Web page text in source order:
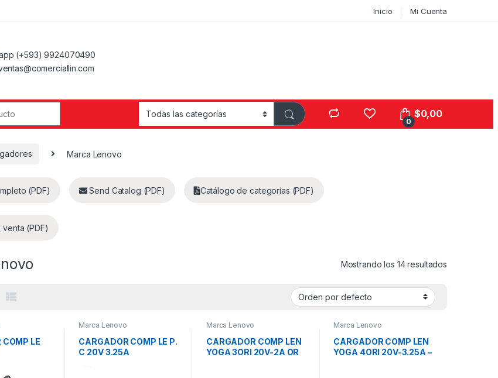
Inicio Mi Cuenta
(+593) 9924070490
0
$0,00
Marca Lenovo
(PDF) Send Catalog (PDF) Catálogo de categorías (PDF)
(PDF)
Mostrando los 14 resultados
COMP LE
Marca Lenovo
CARGADOR COMP LE P.
C 20V 3.25A
Marca Lenovo
CARGADOR COMP LEN
YOGA 3ORI 20V-2A OR
Marca Lenovo
CARGADOR COMP LEN
YOGA 4ORI 20V-3.25A –